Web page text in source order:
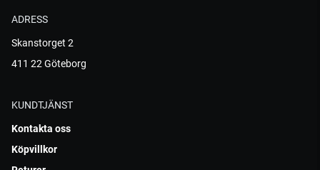
ADRESS
Skanstorget 2
411 22 Göteborg
KUNDTJÄNST
Kontakta oss
Köpvillkor